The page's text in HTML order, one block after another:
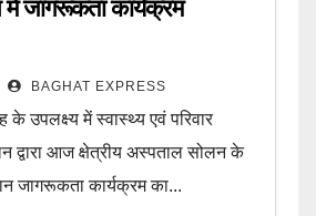
जागरूकता कार्यक्रम
BAGHAT EXPRESS
के उपलक्ष्य में स्वास्थ्य एवं परिवार
द्वारा आज क्षेत्रीय अस्पताल सोलन के
जागरूकता कार्यक्रम का...